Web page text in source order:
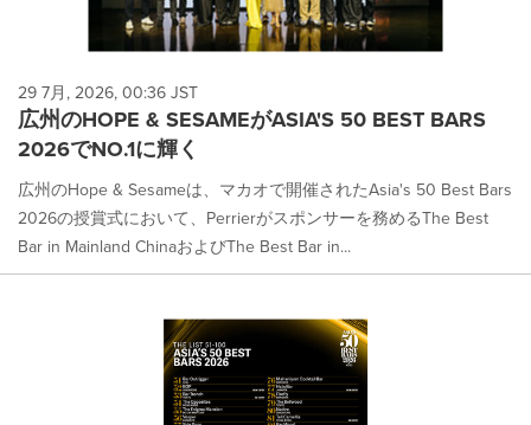
29 7月, 2026, 00:36 JST
広州のHOPE & SESAMEがASIA'S 50 BEST BARS
2026でNO.1に輝く
広州のHope & Sesameは、マカオで開催されたAsia's 50 Best Bars
2026の授賞式において、Perrierがスポンサーを務めるThe Best
Bar in Mainland ChinaおよびThe Best Bar in...